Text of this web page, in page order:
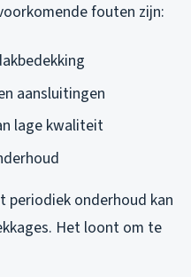
fouten zijn:
aansluitingen
lage kwaliteit
periodiek onderhoud kan
Het loont om te